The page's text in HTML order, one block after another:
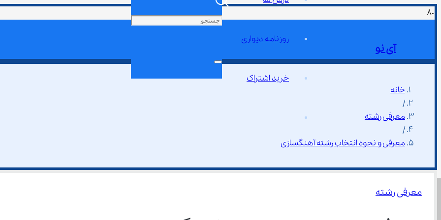
آی نو
روزنامه دیواری
خرید اشتراک
خانه
/
معرفی رشته
/
معرفی و نحوه انتخاب رشته آهنگسازی
معرفی رشته